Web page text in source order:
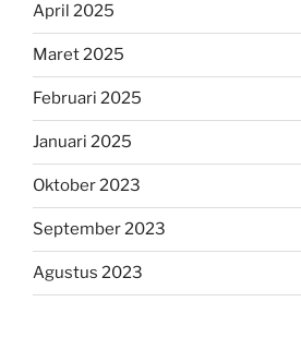
April 2025
Maret 2025
Februari 2025
Januari 2025
Oktober 2023
September 2023
Agustus 2023